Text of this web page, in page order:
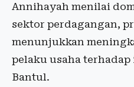
Annihayah menilai
sektor perdagangan,
menunjukkan
pelaku usaha
Bantul.